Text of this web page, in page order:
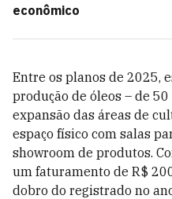
econômico
Entre os planos de 2025,
produção de óleos – de
expansão das áreas de
espaço físico com salas
showroom de produtos.
um faturamento de R$
dobro do registrado no